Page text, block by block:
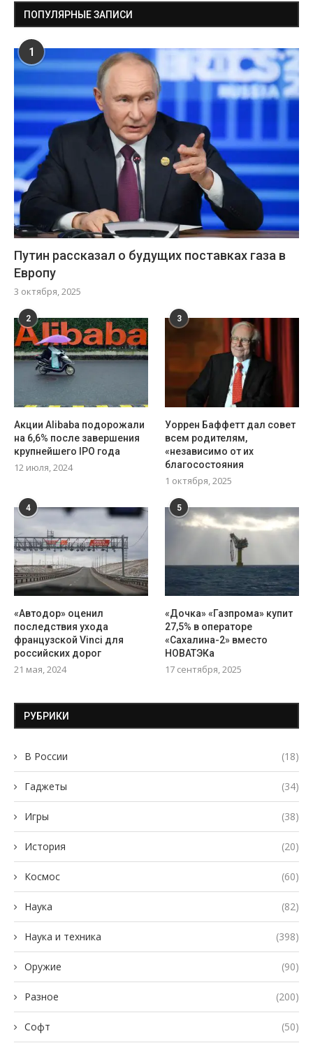
ПОПУЛЯРНЫЕ ЗАПИСИ
1
Путин рассказал о будущих поставках газа в
Европу
3 октября, 2025
2
Акции Alibaba подорожали
на 6,6% после завершения
крупнейшего IPO года
12 июля, 2024
3
Уоррен Баффетт дал совет
всем родителям,
«независимо от их
благосостояния
1 октября, 2025
4
«Автодор» оценил
последствия ухода
французской Vinci для
российских дорог
21 мая, 2024
5
«Дочка» «Газпрома» купит
27,5% в операторе
«Сахалина-2» вместо
НОВАТЭКа
17 сентября, 2025
РУБРИКИ
В России (18)
Гаджеты (34)
Игры (38)
История (20)
Космос (60)
Наука (82)
Наука и техника (398)
Оружие (90)
Разное (200)
Софт (50)